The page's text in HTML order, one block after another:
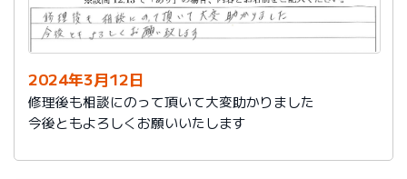
2024年3月12日
修理後も相談にのって頂いて大変助かりました
今後ともよろしくお願いいたします